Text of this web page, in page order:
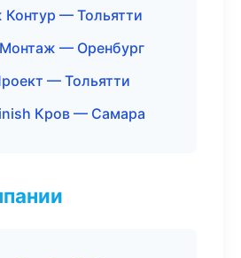
— Тольятти
— Оренбург
— Тольятти
Кров — Самара